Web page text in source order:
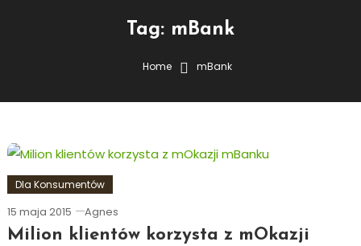
Tag: mBank
Home mBank
Dla Konsumentów
15 maja 2015 Agnes
Milion klientów korzysta z mOkazji